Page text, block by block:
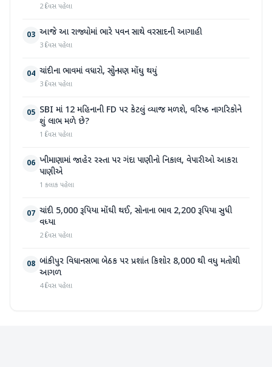
2 દિવસ પહેલા
03 આજે આ રાજ્યોમાં ભારે પવન સાથે વરસાદની આગાહી
3 દિવસ પહેલા
04 ચાંદીના ભાવમાં વધારો, સોનું પણ મોંઘુ થયું
3 દિવસ પહેલા
05 SBI માં 12 મહિનાની FD પર કેટલું વ્યાજ મળશે, વરિષ્ઠ નાગરિકોને
શું લાભ મળે છે?
1 દિવસ પહેલા
06 ખીમાણામાં જાહેર રસ્તા પર ગંદા પાણીનો નિકાલ, વેપારીઓ આકરા
પાણીએ
1 કલાક પહેલા
07 ચાંદી 5,000 રૂપિયા મોંઘી થઈ, સોનાના ભાવ 2,200 રૂપિયા સુધી
વધ્યા
2 દિવસ પહેલા
08 બાંકીપુર વિધાનસભા બેઠક પર પ્રશાંત કિશોર 8,000 થી વધુ મતોથી
આગળ
4 દિવસ પહેલા